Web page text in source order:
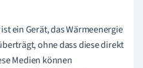
ist ein Gerät, das Wärmeenergie
ohne dass diese direkt
Medien können